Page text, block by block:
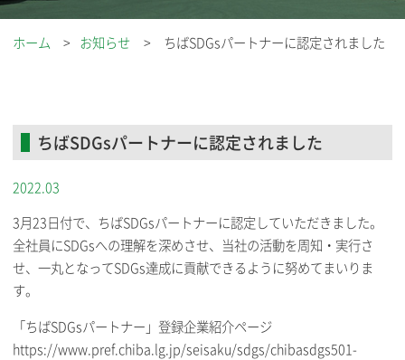
ホーム お知らせ ちばSDGsパートナーに認定されました
ちばSDGsパートナーに認定されました
2022.03
3月23日付で、ちばSDGsパートナーに認定していただきました。
全社員にSDGsへの理解を深めさせ、当社の活動を周知・実行さ
せ、一丸となってSDGs達成に貢献できるように努めてまいりま
す。
「ちばSDGsパートナー」登録企業紹介ページ
https://www.pref.chiba.lg.jp/seisaku/sdgs/chibasdgs501-